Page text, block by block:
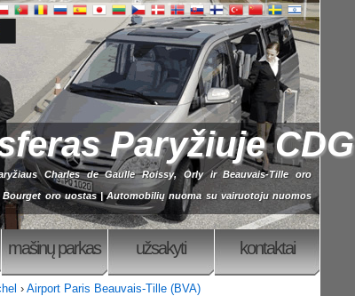
Paryžiuje CDG
Charles de Gaulle Roissy, Orly ir Beauvais-Tille oro
Bourget oro uostas | Automobilių nuoma su vairuotoju nuomos
mašinų parkas užsakyti kontaktai
› Airport Paris Beauvais-Tille (BVA)